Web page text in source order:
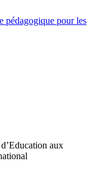
pédagogique pour les
aux